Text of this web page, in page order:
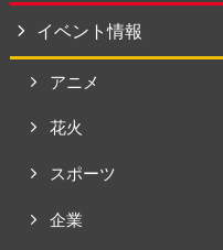
イベント情報
アニメ
花火
スポーツ
企業